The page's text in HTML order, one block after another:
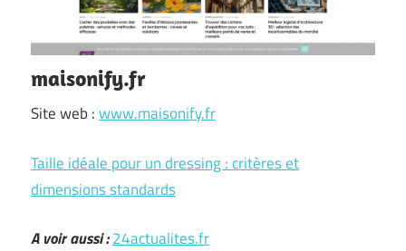
maisonify.fr
Site web :www.maisonify.fr
Taille idéale pour un dressing : critères et
dimensions standards
A voir aussi :24actualites.fr